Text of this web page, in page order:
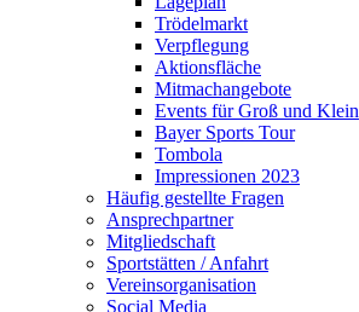
Trödelmarkt
Verpflegung
Aktionsfläche
Mitmachangebote
Events für Groß und Klein
Bayer Sports Tour
Tombola
Impressionen 2023
Häufig gestellte Fragen
Ansprechpartner
Mitgliedschaft
Sportstätten / Anfahrt
Vereinsorganisation
Social Media